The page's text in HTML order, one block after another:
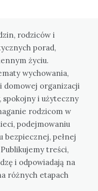
rodziców i
porad,
życiu.
wychowania,
domowej organizacji
spokojny i użyteczny
rodzicom w
podejmowaniu
bezpiecznej, pełnej
treści,
i odpowiadają na
różnych etapach